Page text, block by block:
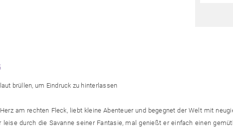
brüllen, um Eindruck zu hinterlassen
am rechten Fleck, liebt kleine Abenteuer und begegnet der Welt mit
leise durch die Savanne seiner Fantasie, mal genießt er einfach einen